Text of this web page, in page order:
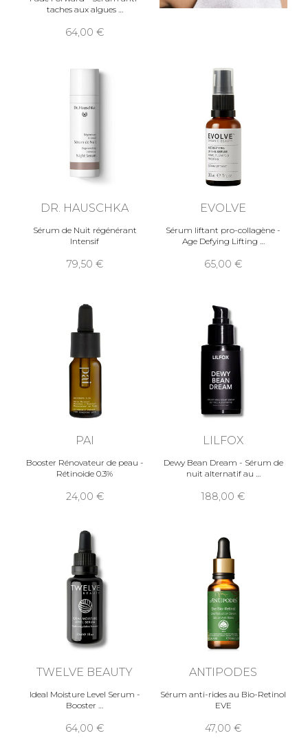
taches aux algues
64,00
DR. HAUSCHKA
Sérum de Nuit régénérant
Intensif
79,50
EVOLVE
Sérum liftant pro-collagène -
Age Defying Lifting
65,00
PAI
Booster Rénovateur de peau -
Rétinoide 0.3%
24,00
LILFOX
Dewy Bean Dream - Sérum de
nuit alternatif au
188,00
TWELVE BEAUTY
Ideal Moisture Level Serum -
Booster
64,00
ANTIPODES
Sérum anti-rides au Bio-Retinol
EVE
47,00